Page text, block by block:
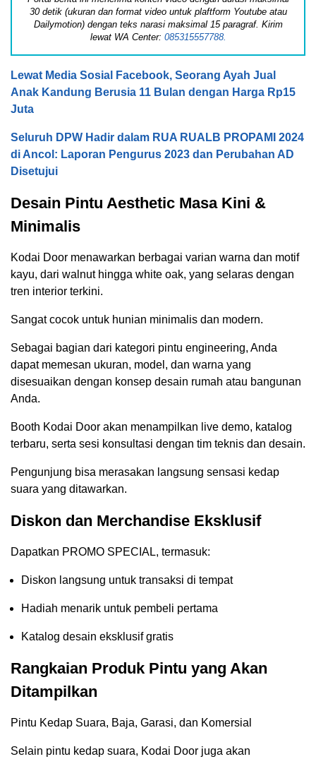
30 detik (ukuran dan format video untuk plaftform Youtube atau
Dailymotion) dengan teks narasi maksimal 15 paragraf. Kirim
lewat WA Center: 085315557788.
Lewat Media Sosial Facebook, Seorang Ayah Jual
Anak Kandung Berusia 11 Bulan dengan Harga Rp15
Juta
Seluruh DPW Hadir dalam RUA RUALB PROPAMI 2024
di Ancol: Laporan Pengurus 2023 dan Perubahan AD
Disetujui
Desain Pintu Aesthetic Masa Kini &
Minimalis
Kodai Door menawarkan berbagai varian warna dan motif
kayu, dari walnut hingga white oak, yang selaras dengan
tren interior terkini.
Sangat cocok untuk hunian minimalis dan modern.
Sebagai bagian dari kategori pintu engineering, Anda
dapat memesan ukuran, model, dan warna yang
disesuaikan dengan konsep desain rumah atau bangunan
Anda.
Booth Kodai Door akan menampilkan live demo, katalog
terbaru, serta sesi konsultasi dengan tim teknis dan desain.
Pengunjung bisa merasakan langsung sensasi kedap
suara yang ditawarkan.
Diskon dan Merchandise Eksklusif
Dapatkan PROMO SPECIAL, termasuk:
Diskon langsung untuk transaksi di tempat
Hadiah menarik untuk pembeli pertama
Katalog desain eksklusif gratis
Rangkaian Produk Pintu yang Akan
Ditampilkan
Pintu Kedap Suara, Baja, Garasi, dan Komersial
Selain pintu kedap suara, Kodai Door juga akan